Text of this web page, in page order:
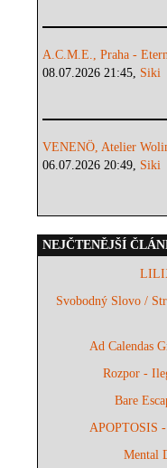
A.C.M.E., Praha -
08.07.2026 21:45, Siki
VENENÖ, Atelier
06.07.2026 20:49, Siki
NEJČTENĚJŠÍ
Svobodný Slovo /
Ad Calendas
Rozpor -
Bare
APOPTOSIS
Mental